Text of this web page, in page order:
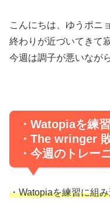
こんにちは、ゆうポニ
終わりが近づいてきて
今週は調子が悪いなが
・Watopiaを練
・The wringer
・今週のトレー
・Watopiaを練習に組